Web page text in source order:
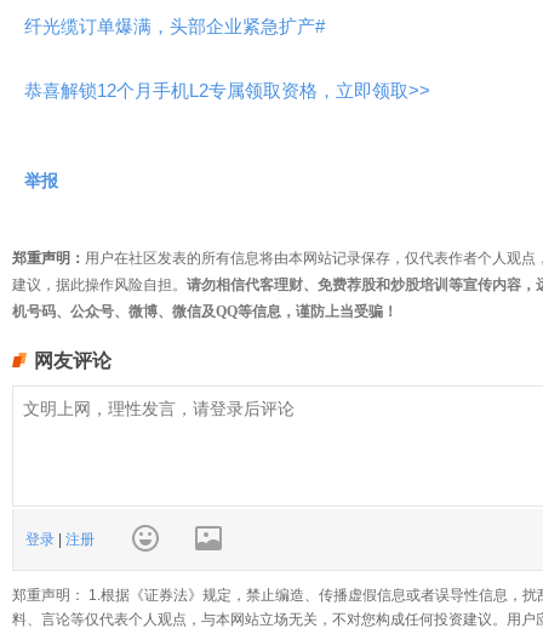
纤光缆订单爆满，头部企业紧急扩产#
恭喜解锁12个月手机L2专属领取资格，立即领取>>
举报
郑重声明： 用户在社区发表的所有信息将由本网站记录保存，仅代表作者个人观
建议，据此操作风险自担。 请勿相信代客理财、免费荐股和炒股培训等宣传内容
机号码、公众号、微博、微信及QQ等信息，谨防上当受骗！
网友评论
登录 注册
郑重声明： 1.根据《证券法》规定，禁止编造、传播虚假信息或者误导性信息，
料、言论等仅代表个人观点，与本网站立场无关，不对您构成任何投资建议。用